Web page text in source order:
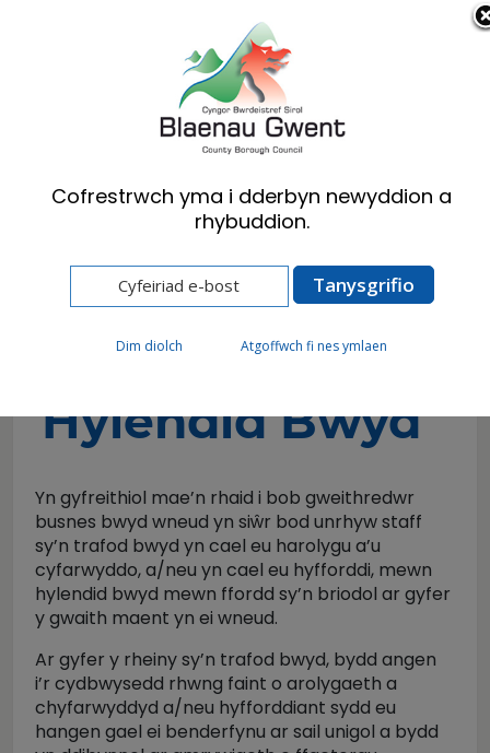
Cymraeg English
Preswylwyr
Iechyd yr Amgylchedd
Hyfforddiant
Hylendid Bwyd
Yn gyfreithiol mae’n rhaid i bob gweithredwr
busnes bwyd wneud yn siŵr bod unrhyw staff
sy’n trafod bwyd yn cael eu harolygu a’u
cyfarwyddo, a/neu yn cael eu hyfforddi, mewn
hylendid bwyd mewn ffordd sy’n briodol ar gyfer
y gwaith maent yn ei wneud.
Ar gyfer y rheiny sy’n trafod bwyd, bydd angen
i’r cydbwysedd rhwng faint o arolygaeth a
chyfarwyddyd a/neu hyfforddiant sydd eu
hangen gael ei benderfynu ar sail unigol a bydd
Cofrestrwch yma i dderbyn newyddion a
rhybuddion.
Dim diolch Atgoffwch fi nes ymlaen